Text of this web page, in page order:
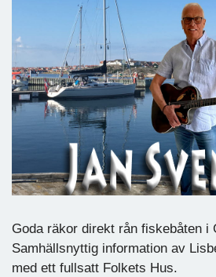
Goda räkor direkt rån fiskebåten i
Samhällsnyttig information av
med ett fullsatt Folkets Hus.